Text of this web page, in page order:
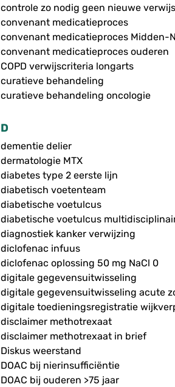
controle zo nodig geen nieuwe
convenant medicatieproces
convenant medicatieproces Midden-
convenant medicatieproces ouderen
COPD verwijscriteria longarts
curatieve behandeling
curatieve behandeling oncologie
D
dementie delier
dermatologie MTX
diabetes type 2 eerste lijn
diabetisch voetenteam
diabetische voetulcus
diabetische voetulcus
diagnostiek kanker verwijzing
diclofenac infuus
diclofenac oplossing 50 mg NaCl 0
digitale gegevensuitwisseling
digitale gegevensuitwisseling acute
digitale toedieningsregistratie
disclaimer methotrexaat
disclaimer methotrexaat in brief
Diskus weerstand
DOAC bij nierinsufficiëntie
DOAC bij ouderen >75 jaar